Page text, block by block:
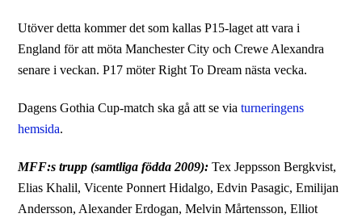
Utöver detta kommer det som kallas P15-laget att vara i
England för att möta Manchester City och Crewe Alexandra
senare i veckan. P17 möter Right To Dream nästa vecka.
Dagens Gothia Cup-match ska gå att se viaturneringens
hemsida.
MFF:s trupp (samtliga födda 2009): Tex Jeppsson Bergkvist,
Elias Khalil, Vicente Ponnert Hidalgo, Edvin Pasagic, Emilijan
Andersson, Alexander Erdogan, Melvin Mårtensson, Elliot